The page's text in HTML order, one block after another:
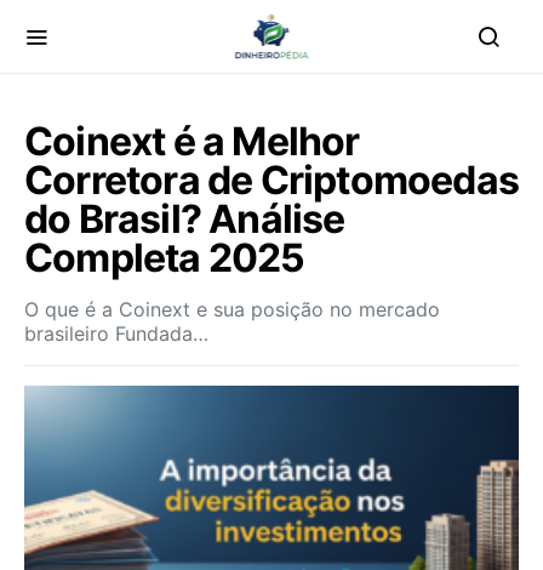
Coinext é a Melhor
Corretora de Criptomoedas
do Brasil? Análise
Completa 2025
O que é a Coinext e sua posição no mercado
brasileiro Fundada…